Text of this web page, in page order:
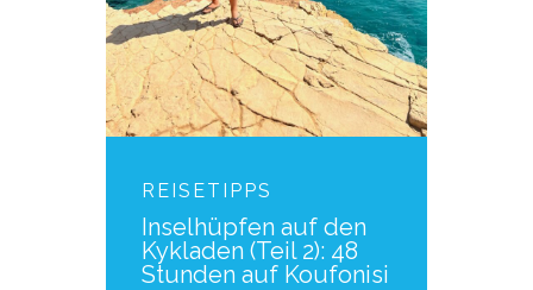
REISETIPPS
Inselhüpfen auf den
Kykladen (Teil 2): 48
Stunden auf Koufonisi